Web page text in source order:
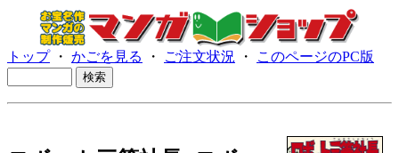
トップ・ かごを見る ・ ご注文状況 ・ このページのPC版